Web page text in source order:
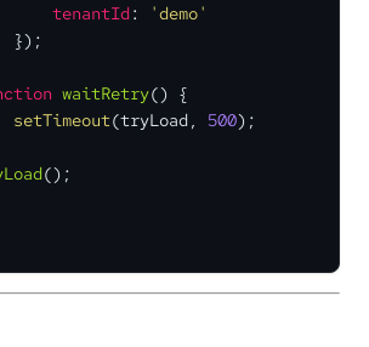
tenantId :
'demo'
});
waitRetry() {
setTimeout(tryLoad, 500);
();